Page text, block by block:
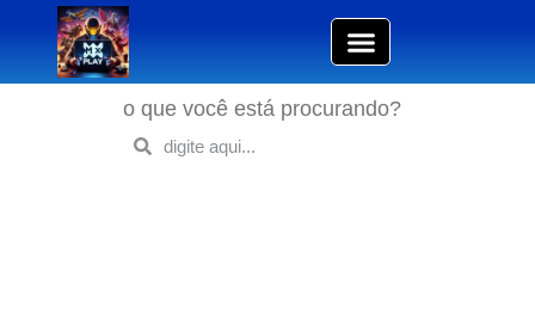
o que você está procurando?